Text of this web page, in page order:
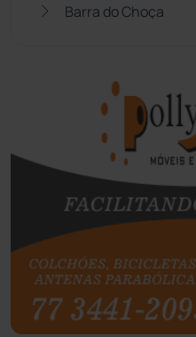
Barra do Choça
Bom Jesus da Lapa
Boquira
Botuporã
Brasil
Brumado